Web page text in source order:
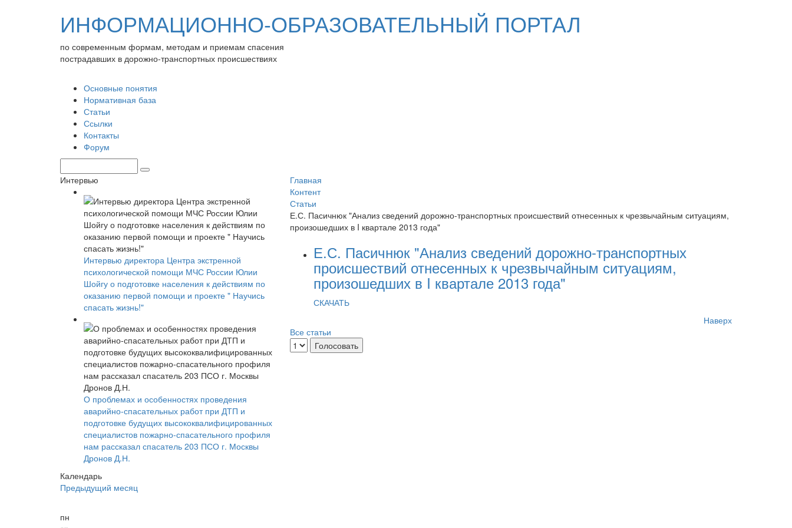
ИНФОРМАЦИОННО-ОБРАЗОВАТЕЛЬНЫЙ ПОРТАЛ
по современным формам, методам и приемам спасения
пострадавших в дорожно-транспортных происшествиях
Основные понятия
Нормативная база
Статьи
Ссылки
Контакты
Форум
Интервью
Интервью директора Центра экстренной
психологической помощи МЧС России Юлии
Шойгу о подготовке населения к действиям по
оказанию первой помощи и проекте " Научись
спасать жизнь!"
О проблемах и особенностях проведения
аварийно-спасательных работ при ДТП и
подготовке будущих высококвалифицированных
специалистов пожарно-спасательного профиля
нам рассказал спасатель 203 ПСО г. Москвы
Дронов Д.Н.
Календарь
Предыдущий месяц
пн
Главная
Контент
Статьи
Е.С. Пасичнюк "Анализ сведений дорожно-транспортных происшествий отнесенных к чрезвычайным ситуациям,
произошедших в I квартале 2013 года"
Е.С. Пасичнюк "Анализ сведений дорожно-транспортных
происшествий отнесенных к чрезвычайным ситуациям,
произошедших в I квартале 2013 года"
СКАЧАТЬ
Наверх
Все статьи